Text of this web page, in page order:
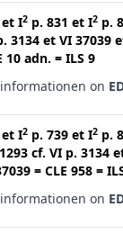
et I2 p. 831 et I2 p.
3134 et VI 37039
10 adn. = ILS 9
on
et I2 p. 739 et I2 p.
cf. VI p. 3134
= CLE 958 =
on